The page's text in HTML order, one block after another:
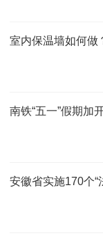
室内保温墙如何做
南铁“五一”假期加
安徽省实施170个“